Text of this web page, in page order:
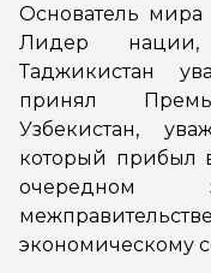
Основатель
Лидер нации,
Таджикистан
принял
Узбекистан,
который прибыл
очередном
экономическому